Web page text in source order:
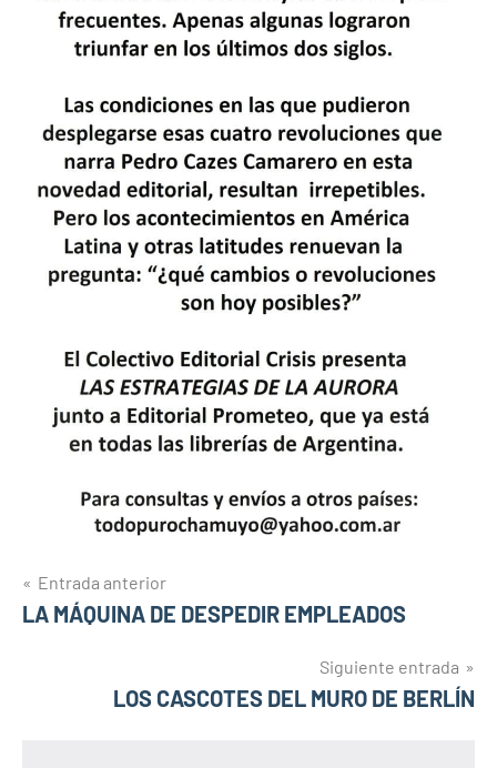
Navegación
de
Entrada anterior
LA MÁQUINA DE DESPEDIR EMPLEADOS
Siguiente entrada
LOS CASCOTES DEL MURO DE BERLÍN